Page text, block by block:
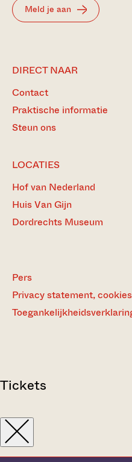
Meld je aan
DIRECT NAAR
Contact
Praktische informatie
Steun ons
LOCATIES
Hof van Nederland
Huis Van Gijn
Dordrechts Museum
Pers
Privacy statement,
Tickets